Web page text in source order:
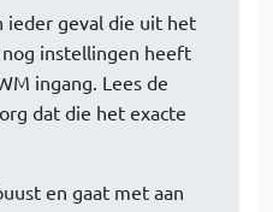
ieder geval die uit het
instellingen heeft
ingang. Lees de
dat die het exacte
en gaat met aan